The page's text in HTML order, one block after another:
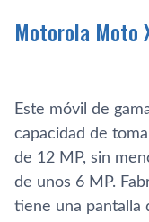
Motorola Moto
Este móvil de
capacidad de
de 12 MP, sin
de unos 6 MP.
tiene una pantalla